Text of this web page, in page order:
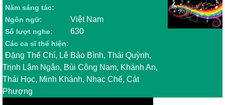
Năm sáng tác:
Ngôn ngữ:
Việt Nam
Số lượt nghe: 630
Các ca sĩ thể hiện:
Đặng Thế Chí, Lê Bảo Bình, Thái Quỳnh,
Trịnh Lâm Ngân, Bùi Công Nam, Khánh An,
Thái Học, Minh Khánh, Nhạc Chế, Cát
Phượng